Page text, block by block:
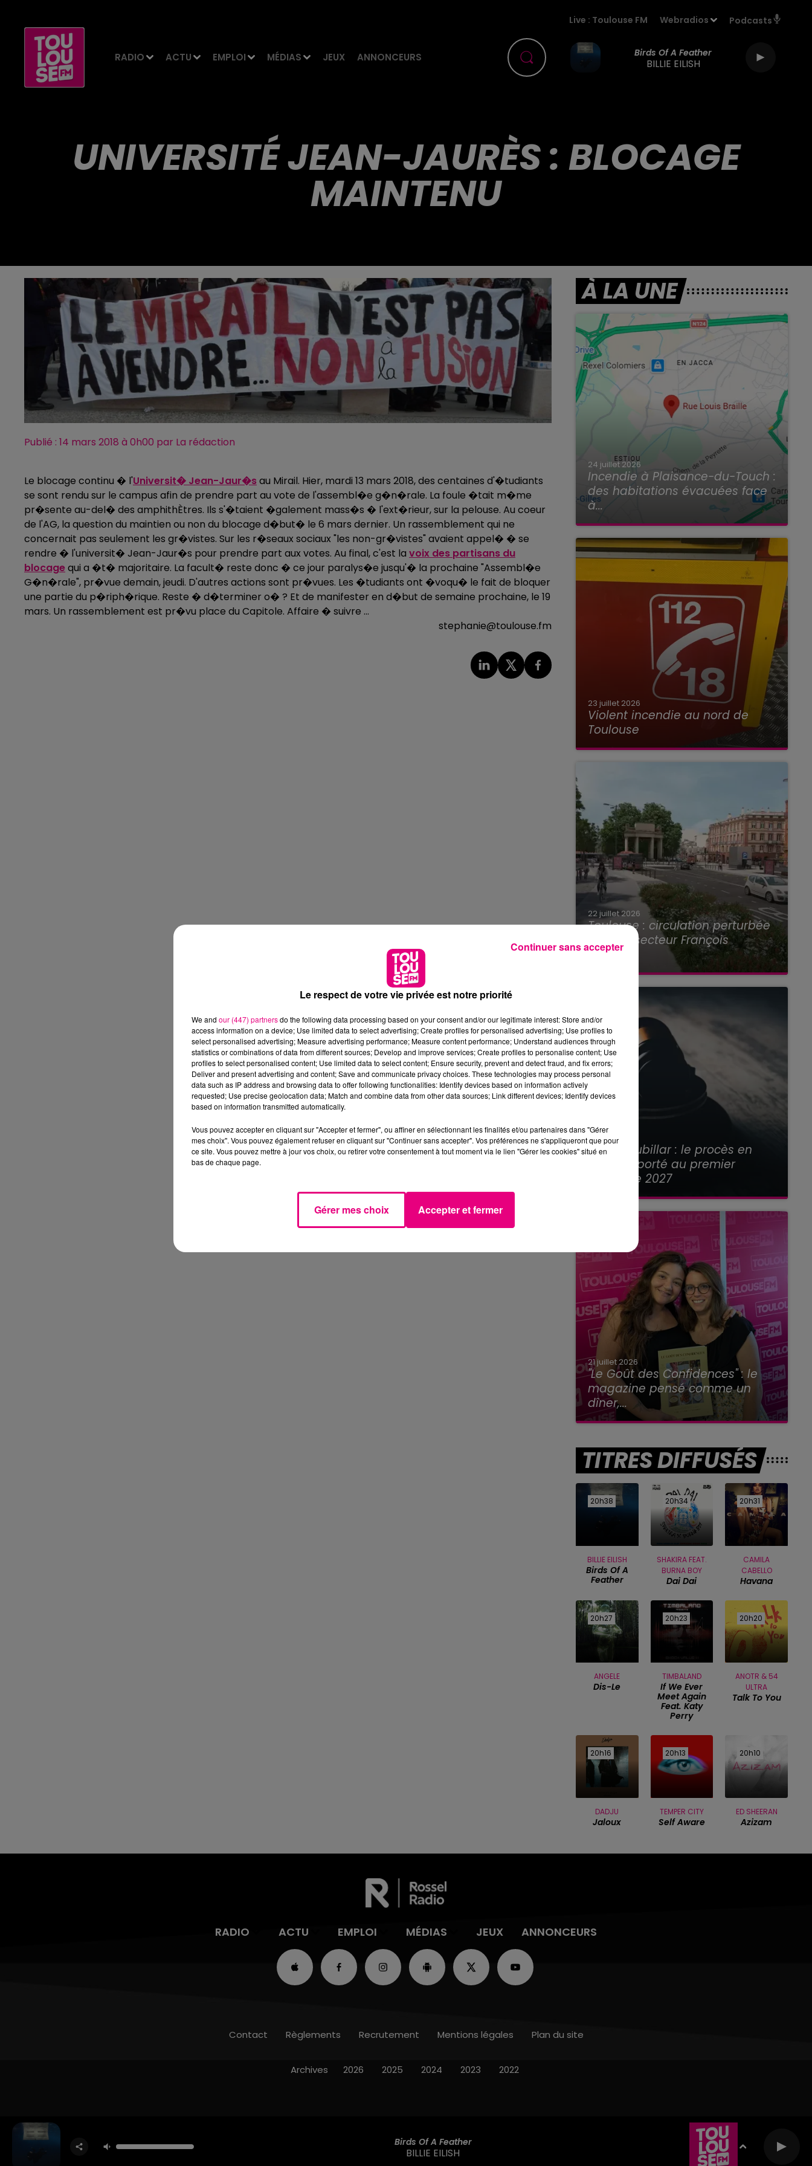
RADIO ACTU EMPLOI MÉDIAS JEUX ANNONCEURS
Live : Toulouse FM Webradios Podcasts
Birds Of A Feather
BILLIE EILISH
UNIVERSITÉ JEAN-JAURÈS : BLOCAGE
MAINTENU
Publié : 14 mars 2018 à 0h00 par La rédaction
Le blocage continu � l'Universit� Jean-Jaur�sau Mirail. Hier, mardi 13 mars 2018, des centaines d'�tudiants
se sont rendu sur le campus afin de prendre part au vote de l'assembl�e g�n�rale. La foule �tait m�me
pr�sente au-del� des amphithÈtres. Ils s'�taient �galement mass�s � l'ext�rieur, sur la pelouse. Au coeur
de l'AG, la question du maintien ou non du blocage d�but� le 6 mars dernier. Un rassemblement qui ne
concernait pas seulement les gr�vistes. Sur les r�seaux sociaux "les non-gr�vistes" avaient appel� � se
rendre � l'universit� Jean-Jaur�s pour prendre part aux votes. Au final, c'est la voix des partisans du
blocagequi a �t� majoritaire. La facult� reste donc � ce jour paralys�e jusqu'� la prochaine "Assembl�e
G�n�rale", pr�vue demain, jeudi. D'autres actions sont pr�vues. Les �tudiants ont �voqu� le fait de bloquer
une partie du p�riph�rique. Reste � d�terminer o� ? Et de manifester en d�but de semaine prochaine, le 19
mars. Un rassemblement est pr�vu place du Capitole. Affaire � suivre ...
stephanie@toulouse.fm
À LA UNE
24 juillet 2026
Incendie à Plaisance-du-Touch :
des habitations évacuées face
à...
23 juillet 2026
Violent incendie au nord de
Toulouse
22 juillet 2026
Toulouse : circulation perturbée
dans le secteur François
Verdier...
21 juillet 2026
Affaire Jubillar : le procès en
appel reporté au premier
semestre 2027
21 juillet 2026
"Le Goût des Confidences" : le
magazine pensé comme un
dîner,...
TITRES DIFFUSÉS
20h38
20h38
BILLIE EILISH
Birds Of A
Feather
20h34
20h34
SHAKIRA FEAT.
BURNA BOY
Dai Dai
20h31
20h31
CAMILA
CABELLO
Havana
20h27
20h27
ANGELE
Dis-Le
20h23
20h23
TIMBALAND
If We Ever
Meet Again
Feat. Katy
Perry
20h20
20h20
ANOTR & 54
ULTRA
Talk To You
20h16
20h16
DADJU
Jaloux
20h13
20h13
TEMPER CITY
Self Aware
20h10
20h10
ED SHEERAN
Azizam
RADIO ACTU EMPLOI MÉDIAS JEUX ANNONCEURS
Birds Of A Feather
BILLIE EILISH
Contact Règlements Recrutement Mentions légales Plan du site
Archives 2026 2025 2024 2023 2022
Le respect de votre vie privée est notre priorité
We and our (447) partnersdo the following data processing based on your consent and/or our legitimate interest: Store and/or
access information on a device; Use limited data to select advertising; Create profiles for personalised advertising; Use profiles to
select personalised advertising; Measure advertising performance; Measure content performance; Understand audiences through
statistics or combinations of data from different sources; Develop and improve services; Create profiles to personalise content; Use
profiles to select personalised content; Use limited data to select content; Ensure security, prevent and detect fraud, and fix errors;
Deliver and present advertising and content; Save and communicate privacy choices. These technologies may process personal
data such as IP address and browsing data to offer following functionalities: Identify devices based on information actively
requested; Use precise geolocation data; Match and combine data from other data sources; Link different devices; Identify devices
based on information transmitted automatically.
Vous pouvez accepter en cliquant sur "Accepter et fermer", ou affiner en sélectionnant les finalités et/ou partenaires dans "Gérer
mes choix". Vous pouvez également refuser en cliquant sur "Continuer sans accepter". Vos préférences ne s'appliqueront que pour
ce site. Vous pouvez mettre à jour vos choix, ou retirer votre consentement à tout moment via le lien "Gérer les cookies" situé en
bas de chaque page.
Gérer mes choix Accepter et fermer
Continuer sans accepter